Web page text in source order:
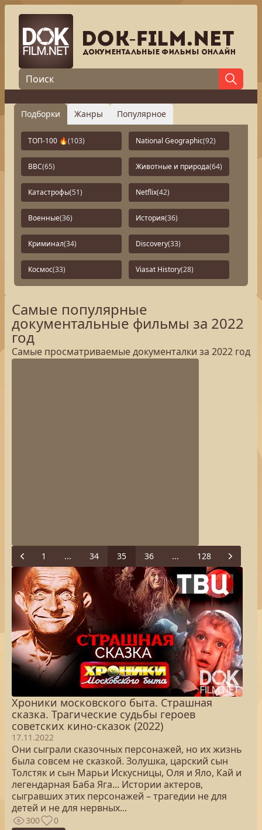
Подборки Жанры Популярное
ТОП-100 🔥(103) National Geographic(92)
BBC(65) Животные и природа(64)
Катастрофы(51) Netflix(42)
Военные(36) История(36)
Криминал(34) Discovery(33)
Космос(33) Viasat History(28)
Самые популярные
документальные фильмы за 2022
год
Самые просматриваемые документалки за 2022 год
Previous
1 ... 34 35 36 ... 128 Next
Хроники московского быта. Страшная
сказка. Трагические судьбы героев
советских кино-сказок (2022)
17.11.2022
Они сыграли сказочных персонажей, но их жизнь
была совсем не сказкой. Золушка, царский сын
Толстяк и сын Марьи Искусницы, Оля и Яло, Кай и
легендарная Баба Яга... Истории актеров,
сыгравших этих персонажей – трагедии не для
детей и не для нервных...
300 0